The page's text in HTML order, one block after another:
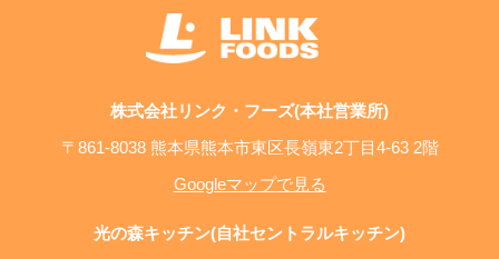
株式会社リンク・フーズ(本社営業所)
〒861-8038 熊本県熊本市東区長嶺東2丁目4-63 2階
Googleマップで見る
光の森キッチン(自社セントラルキッチン)